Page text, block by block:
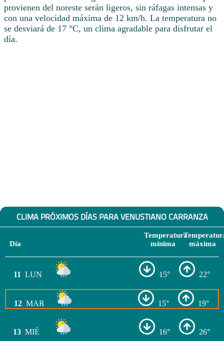
provienen del noreste serán ligeros, sin ráfagas intensas y
con una velocidad máxima de 12 km/h. La temperatura no
se desviará de 17 °C, un clima agradable para disfrutar el
día.
CLIMA PRÓXIMOS DÍAS PARA VENUSTIANO CARRANZA
Día
Temperatura
mínima
máxima
11 LUN 15° 22°
12 MAR 15° 19°
13 MIÉ 16° 26°